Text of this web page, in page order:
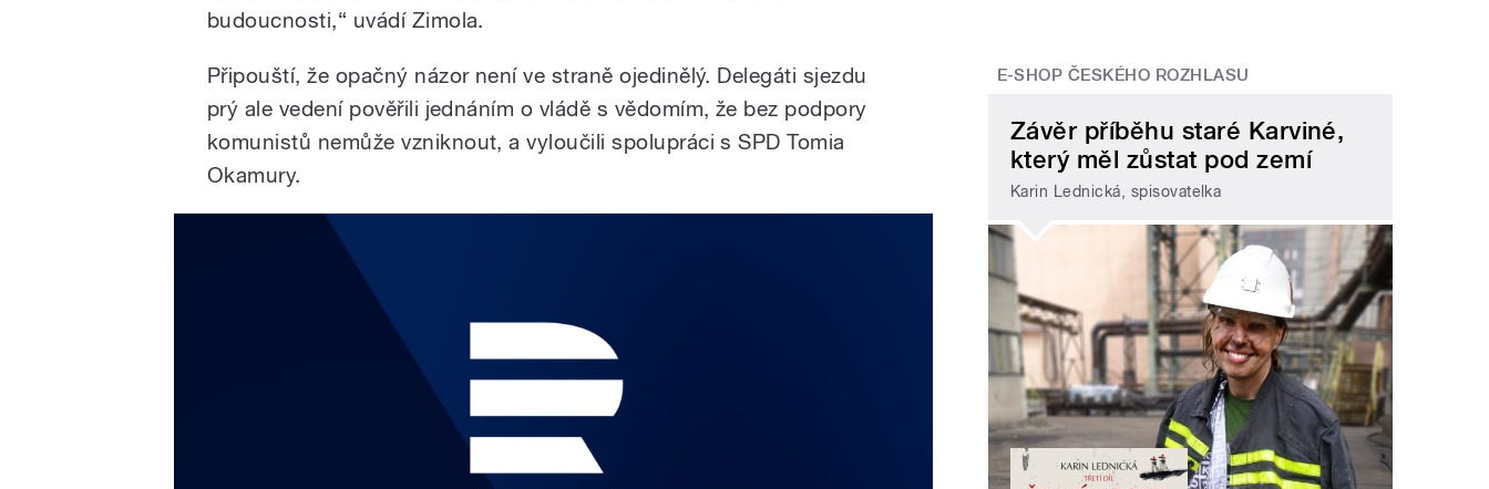
budoucnosti,“ uvádí Zimola.
Připouští, že opačný názor není ve straně ojedinělý. Delegáti sjezdu
prý ale vedení pověřili jednáním o vládě s vědomím, že bez podpory
komunistů nemůže vzniknout, a vyloučili spolupráci s SPD Tomia
Okamury.
E-SHOP ČESKÉHO ROZHLASU
Závěr příběhu staré Karviné,
který měl zůstat pod zemí
Karin Lednická, spisovatelka